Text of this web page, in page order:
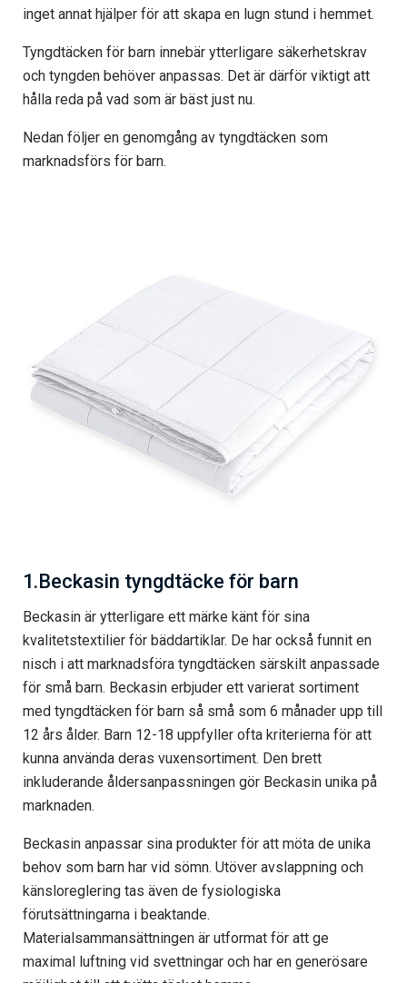
inget annat hjälper för att skapa en lugn stund i hemmet.
Tyngdtäcken för barn innebär ytterligare säkerhetskrav
och tyngden behöver anpassas. Det är därför viktigt att
hålla reda på vad som är bäst just nu.
Nedan följer en genomgång av tyngdtäcken som
marknadsförs för barn.
1.Beckasin tyngdtäcke för barn
Beckasin är ytterligare ett märke känt för sina
kvalitetstextilier för bäddartiklar. De har också funnit en
nisch i att marknadsföra tyngdtäcken särskilt anpassade
för små barn. Beckasin erbjuder ett varierat sortiment
med tyngdtäcken för barn så små som 6 månader upp till
12 års ålder. Barn 12-18 uppfyller ofta kriterierna för att
kunna använda deras vuxensortiment. Den brett
inkluderande åldersanpassningen gör Beckasin unika på
marknaden.
Beckasin anpassar sina produkter för att möta de unika
behov som barn har vid sömn. Utöver avslappning och
känsloreglering tas även de fysiologiska
förutsättningarna i beaktande.
Materialsammansättningen är utformat för att ge
maximal luftning vid svettningar och har en generösare